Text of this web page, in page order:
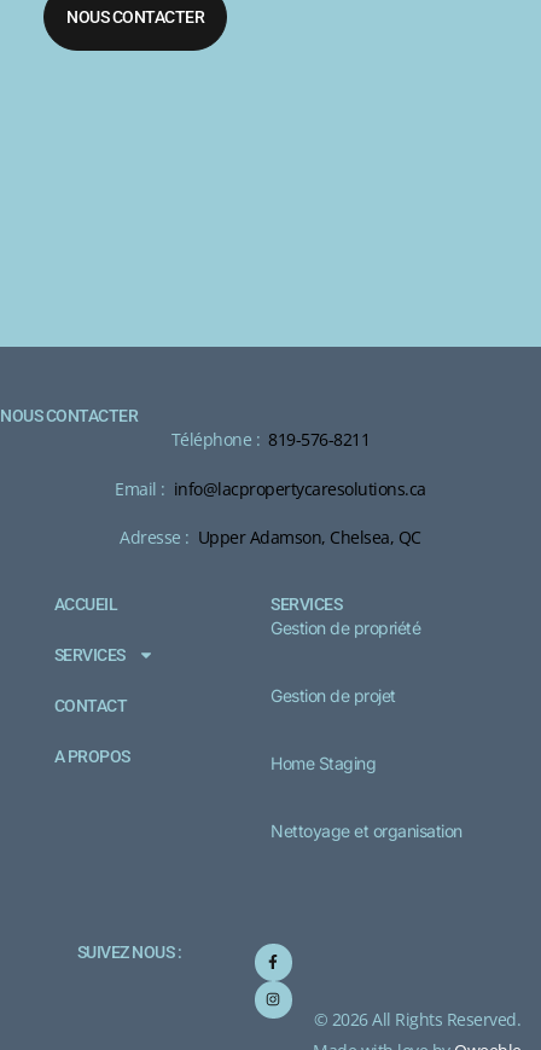
NOUS CONTACTER
NOUS CONTACTER
Téléphone :819-576-8211
Email : info@lacpropertycaresolutions.ca
Adresse : Upper Adamson, Chelsea, QC
ACCUEIL
SERVICES
CONTACT
A PROPOS
SERVICES
Gestion de propriété
Gestion de projet
Home Staging
Nettoyage et organisation
SUIVEZ NOUS :
© 2026 All Rights Reserved.